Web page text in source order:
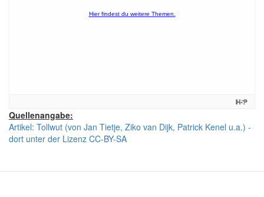
Quellenangabe:
Artikel: Tollwut (von Jan Tietje, Ziko van Dijk, Patrick Kenel u.a.) -
dort unter der Lizenz CC-BY-SA